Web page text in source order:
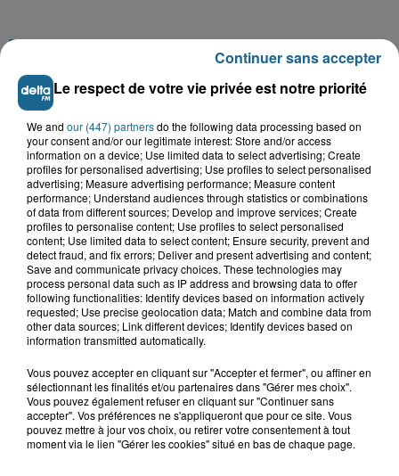
Grand jeu de l'été : les cabines de plages
Gagnez vos entrées pour Dennlys
Parc
Gagnez vos entrées pour le parc
Bagatelle
Le respect de votre vie privée est notre priorité
We and our (447) partnersdo the following data processing based on
your consent and/or our legitimate interest: Store and/or access
information on a device; Use limited data to select advertising; Create
profiles for personalised advertising; Use profiles to select personalised
advertising; Measure advertising performance; Measure content
performance; Understand audiences through statistics or combinations
of data from different sources; Develop and improve services; Create
profiles to personalise content; Use profiles to select personalised
content; Use limited data to select content; Ensure security, prevent and
detect fraud, and fix errors; Deliver and present advertising and content;
Save and communicate privacy choices. These technologies may
process personal data such as IP address and browsing data to offer
following functionalities: Identify devices based on information actively
requested; Use precise geolocation data; Match and combine data from
other data sources; Link different devices; Identify devices based on
information transmitted automatically.
Vous pouvez accepter en cliquant sur "Accepter et fermer", ou affiner en
sélectionnant les finalités et/ou partenaires dans "Gérer mes choix".
Vous pouvez également refuser en cliquant sur "Continuer sans
accepter". Vos préférences ne s'appliqueront que pour ce site. Vous
pouvez mettre à jour vos choix, ou retirer votre consentement à tout
moment via le lien "Gérer les cookies" situé en bas de chaque page.
Continuer sans accepter